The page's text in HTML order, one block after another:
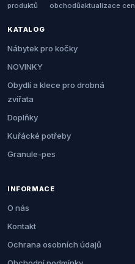
produktů obchodůaktualizace cen
KATALOG
Nábytek pro kočky
NOVINKY
Obydlí a klece pro drobná
zvířata
Doplňky
Kuřácké potřeby
Granule-pes
INFORMACE
O nás
Kontakt
Ochrana osobních údajů